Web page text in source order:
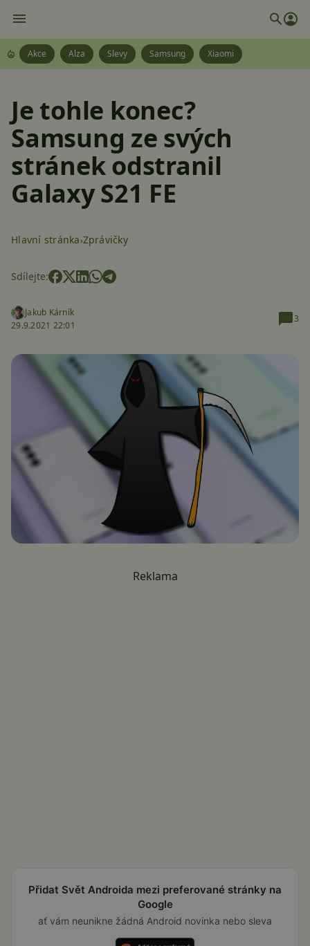
Akce Alza Slevy Samsung Xiaomi
Je tohle konec?
Samsung ze svých
stránek odstranil
Galaxy S21 FE
Hlavní stránka Zprávičky
Sdílejte:
Jakub Kárník
29.9.2021 22:01
3
Reklama
Přidat Svět Androida mezi preferované stránky na
Google
ať vám neunikne žádná Android novinka nebo sleva